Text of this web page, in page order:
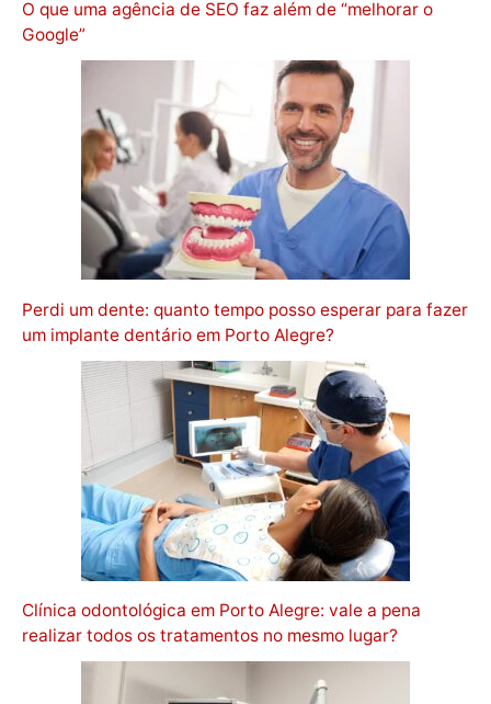
O que uma agência de SEO faz além de “melhorar o
Google”
Perdi um dente: quanto tempo posso esperar para fazer
um implante dentário em Porto Alegre?
Clínica odontológica em Porto Alegre: vale a pena
realizar todos os tratamentos no mesmo lugar?